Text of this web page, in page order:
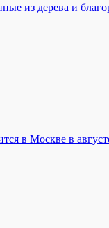
из дерева и
в Москве в